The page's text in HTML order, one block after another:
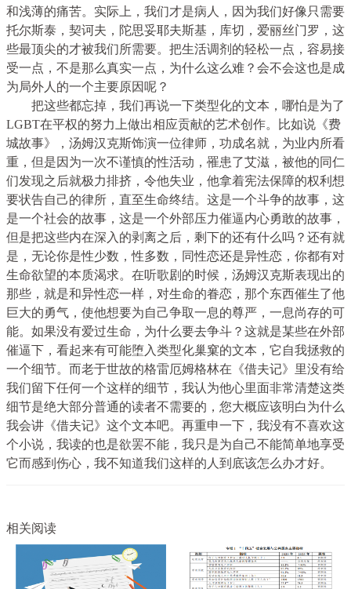
和浅薄的痛苦。实际上，我们才是病人，因为我们好像只需要
托尔斯泰，契诃夫，陀思妥耶夫斯基，库切，爱丽丝门罗，这
些最顶尖的才被我们所需要。把生活调剂的轻松一点，容易接
受一点，不是那么真实一点，为什么这么难？会不会这也是成
为局外人的一个主要原因呢？
把这些都忘掉，我们再说一下类型化的文本，哪怕是为了
LGBT在平权的努力上做出相应贡献的艺术创作。比如说《费
城故事》，汤姆汉克斯饰演一位律师，功成名就，为业内所看
重，但是因为一次不谨慎的性活动，罹患了艾滋，被他的同仁
们发现之后就极力排挤，令他失业，他拿着宪法保障的权利想
要状告自己的律所，直至生命终结。这是一个斗争的故事，这
是一个社会的故事，这是一个外部压力催逼内心勇敢的故事，
但是把这些内在深入的剥离之后，剩下的还有什么吗？还有就
是，无论你是性少数，性多数，同性恋还是异性恋，你都有对
生命欲望的本质渴求。在听歌剧的时候，汤姆汉克斯表现出的
那些，就是和异性恋一样，对生命的眷恋，那个东西催生了他
巨大的勇气，使他想要为自己争取一息的尊严，一息尚存的可
能。如果没有爱过生命，为什么要去争斗？这就是某些在外部
催逼下，看起来有可能堕入类型化巢窠的文本，它自我拯救的
一个细节。而老于世故的格雷厄姆格林在《借夫记》里没有给
我们留下任何一个这样的细节，我认为他心里面非常清楚这类
细节是绝大部分普通的读者不需要的，您大概应该明白为什么
我会讲《借夫记》这个文本吧。再重申一下，我没有不喜欢这
个小说，我读的也是欲罢不能，我只是为自己不能简单地享受
它而感到伤心，我不知道我们这样的人到底该怎么办才好。
相关阅读